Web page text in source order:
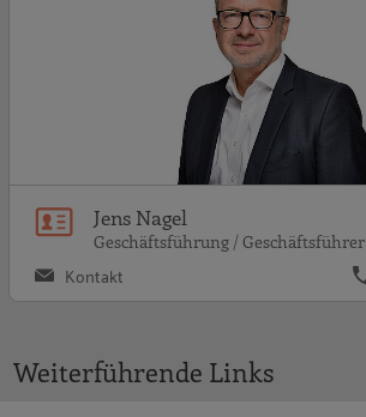
Jens Nagel
Geschäftsführung / Geschäftsführer
Kontakt
Weiterführende Links